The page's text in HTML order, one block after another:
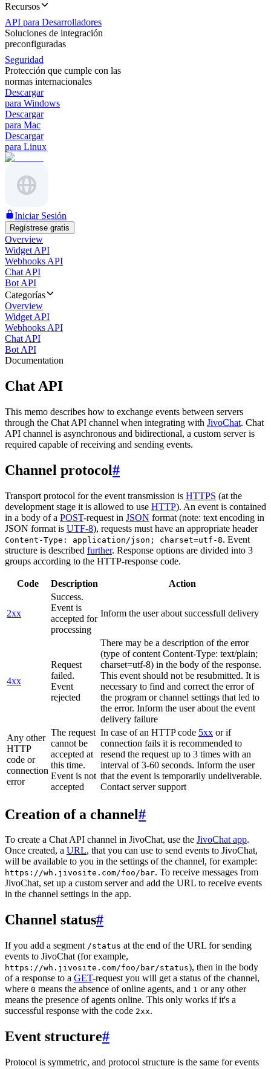
Recursos
API para Desarrolladores
Soluciones de integración
preconfiguradas
Seguridad
Protección que cumple con las
normas internacionales
Descargar
para Windows
Descargar
para Mac
Descargar
para Linux
Iniciar Sesión
Regístrese gratis
Overview
Widget API
Webhooks API
Chat API
Bot API
Categorías
Overview
Widget API
Webhooks API
Chat API
Bot API
Documentation
Chat API
This memo describes how to exchange events between servers
through the Chat API channel when integrating with JivoChat. Chat
API channel is asynchronous and bidirectional, a custom server is
required capable of receiving and sending events.
Channel protocol#
Transport protocol for the event transmission is HTTPS (at the
development stage it is allowed to use HTTP). An event is contained
in a body of a POST-request in JSON format (note: text encoding in
JSON format is UTF-8), requests must have an appropriate header
Content-Type: application/json; charset=utf-8. Event
structure is described further. Response options are divided into 3
groups according to the HTTP-response code.
Code Description Action
2xx
Success.
Event is
accepted for
processing
Inform the user about successfull delivery
4xx
Request
failed.
Event
rejected
There may be a description of the error
(type of content Content-Type: text/plain;
charset=utf-8) in the body of the response.
This event should not be resubmitted. It is
necessary to find and correct the error of
the program or channel settings that led to
the error. Inform the user about the event
delivery failure
Any other
HTTP
code or
connection
error
The request
cannot be
accepted at
this time.
Event is not
accepted
In case of an HTTP code 5xx or if
connection fails it is recommended to
resend the request up to 3 times with an
interval of 3-60 seconds. Inform the user
that the event is temporarily undeliverable.
Contact server support
Creation of a channel#
To create a Chat API channel in JivoChat, use the JivoChat app.
Once created, a URL, that you can use to send events to JivoChat,
will be available to you in the settings of the channel, for example:
https://wh.jivosite.com/foo/bar. To receive messages from
JivoChat, set up a custom server and add the URL to receive events
in the channel settings in the app.
Channel status#
If you add a segment /status at the end of the URL for sending
events to JivoChat (for example,
https://wh.jivosite.com/foo/bar/status), then in the body
of a response to a GET-request you will get a status of the channel,
where 0 means the absence of online agents, and 1 or any other
means the presence of agents online. This only works if it's a
successful response with the code 2xx.
Event structure#
Protocol is symmetric, and protocol structure is the same for events